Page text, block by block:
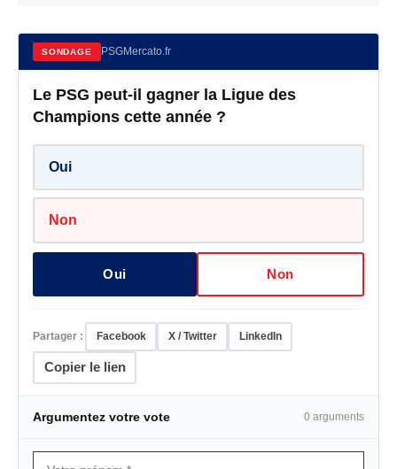
SONDAGE PSGMercato.fr
Le PSG peut-il gagner la Ligue des
Champions cette année ?
Oui
Non
Oui Non
Partager : Facebook X / Twitter LinkedIn
Copier le lien
Argumentez votre vote 0 arguments